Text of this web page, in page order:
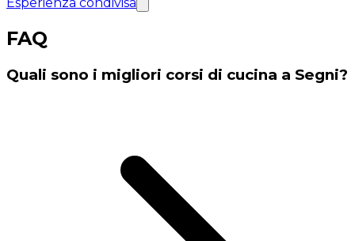
FAQ
Quali sono i migliori corsi di cucina a Segni?